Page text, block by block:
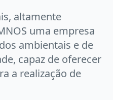
altamente
uma empresa
ambientais e de
capaz de oferecer
a realização de